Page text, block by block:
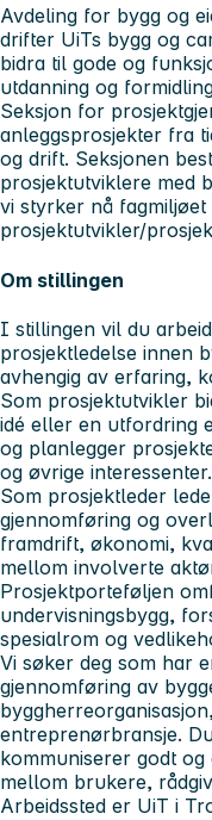
Avdeling for bygg og
drifter UiTs bygg og
bidra til gode og
utdanning og
Seksjon for
anleggsprosjekter fra
og drift. Seksjonen
prosjektutviklere med
vi styrker nå fagmiljøet
prosjektutvikler/
Om stillingen
I stillingen vil du
prosjektledelse innen
avhengig av erfaring,
Som prosjektutvikler
idé eller en utfordring
og planlegger
og øvrige interessenter.
Som prosjektleder
gjennomføring og
framdrift, økonomi,
mellom involverte
Prosjektporteføljen
undervisningsbygg,
spesialrom og
Vi søker deg som har
gjennomføring av
entreprenørbransje.
kommuniserer godt
mellom brukere,
Arbeidssted er UiT i